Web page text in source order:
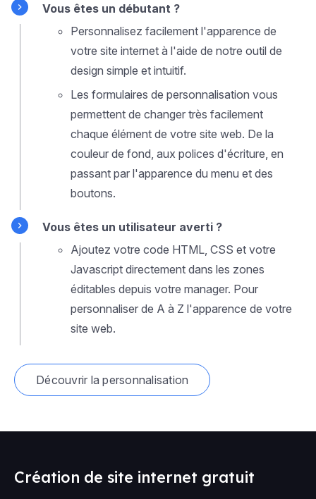
Vous êtes un débutant ?
Personnalisez facilement l'apparence de
votre site internet à l'aide de notre outil de
design simple et intuitif.
Les formulaires de personnalisation vous
permettent de changer très facilement
chaque élément de votre site web. De la
couleur de fond, aux polices d'écriture, en
passant par l'apparence du menu et des
boutons.
Vous êtes un utilisateur averti ?
Ajoutez votre code HTML, CSS et votre
Javascript directement dans les zones
éditables depuis votre manager. Pour
personnaliser de A à Z l'apparence de votre
site web.
Découvrir la personnalisation
Création de site internet gratuit